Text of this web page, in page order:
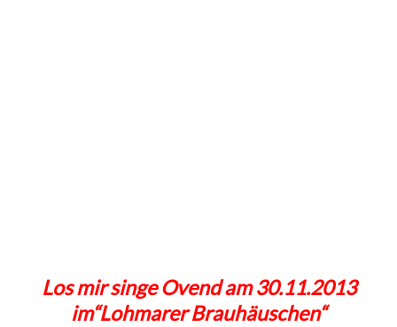
Los mir singe Ovend am 30.11.2013
im“Lohmarer Brauhäuschen“